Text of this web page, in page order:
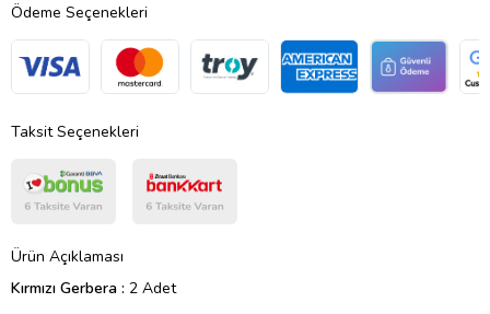
Ödeme Seçenekleri
Taksit Seçenekleri
Ürün Açıklaması
Kırmızı Gerbera : 2 Adet